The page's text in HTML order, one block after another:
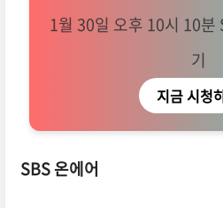
1월 30일 오후 10시 10분
기
지금 시청
SBS 온에어